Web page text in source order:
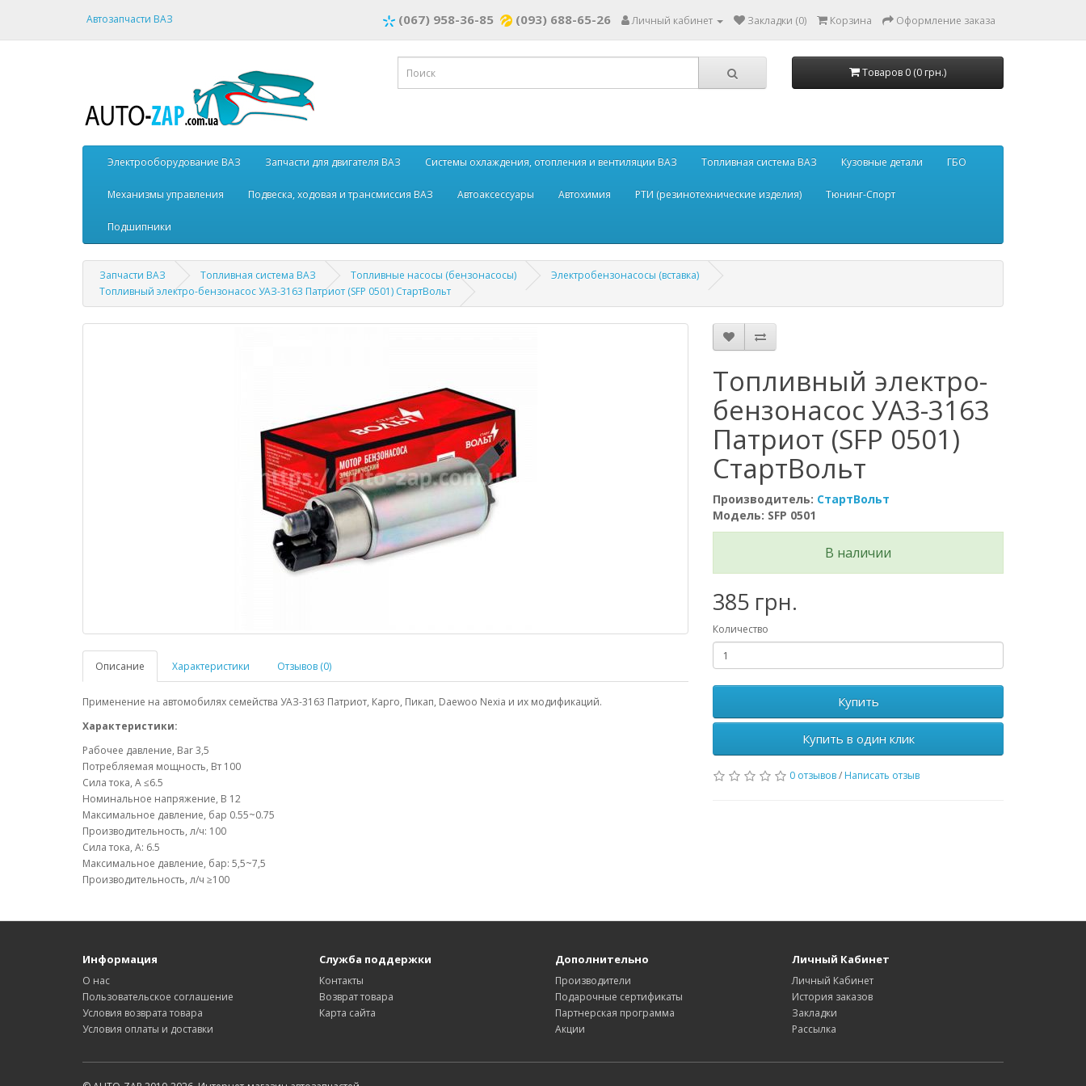
Автозапчасти ВАЗ (067) 958-36-85 (093) 688-65-26 Личный кабинет Закладки (0) Корзина Оформление заказа
Товаров 0 (0 грн.)
Электрооборудование ВАЗ Запчасти для двигателя ВАЗ Системы охлаждения, отопления и вентиляции ВАЗ Топливная система ВАЗ Кузовные детали ГБО
Механизмы управления Подвеска, ходовая и трансмиссия ВАЗ Автоаксессуары Автохимия РТИ (резинотехнические изделия) Тюнинг-Спорт
Подшипники
Запчасти ВАЗ Топливная система ВАЗ Топливные насосы (бензонасосы)
Электробензонасосы (вставка)
Топливный электро-бензонасос УАЗ-3163 Патриот (SFP 0501) СтартВольт
Описание Характеристики Отзывов (0)
Применение на автомобилях семейства УАЗ-3163 Патриот, Карго, Пикап, Daewoo Nexia и их модификаций.
Характеристики:
Рабочее давление, Bar 3,5
Потребляемая мощность, Вт 100
Сила тока, А ≤6.5
Номинальное напряжение, В 12
Максимальное давление, бар 0.55~0.75
Производительность, л/ч: 100
Сила тока, А: 6.5
Максимальное давление, бар: 5,5~7,5
Производительность, л/ч ≥100
Топливный электро-
бензонасос УАЗ-3163
Патриот (SFP 0501)
СтартВольт
Производитель: СтартВольт
Модель: SFP 0501
В наличии
385 грн.
Количество
Купить
Купить в один клик
0 отзывов/ Написать отзыв
Информация
О нас
Пользовательское соглашение
Условия возврата товара
Условия оплаты и доставки
Служба поддержки
Контакты
Возврат товара
Карта сайта
Дополнительно
Производители
Подарочные сертификаты
Партнерская программа
Акции
Личный Кабинет
Личный Кабинет
История заказов
Закладки
Рассылка